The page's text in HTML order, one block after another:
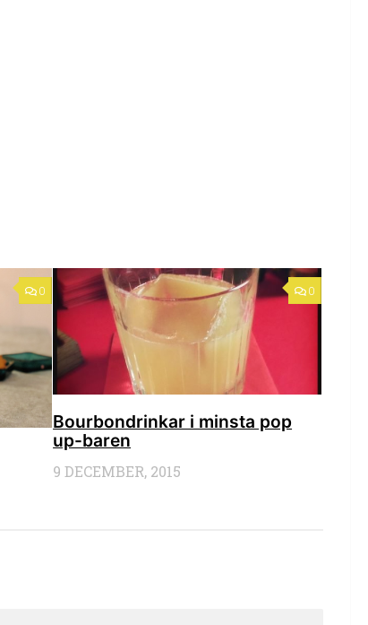
0 0
Bourbondrinkar i minsta pop
up-baren
9 DECEMBER, 2015